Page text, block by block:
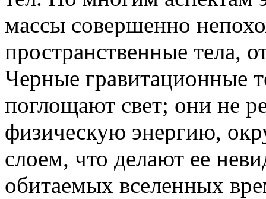
массы совершенно
пространственные тела,
Черные гравитационные
поглощают свет; они не
физическую энергию,
слоем, что делают ее
обитаемых вселенных